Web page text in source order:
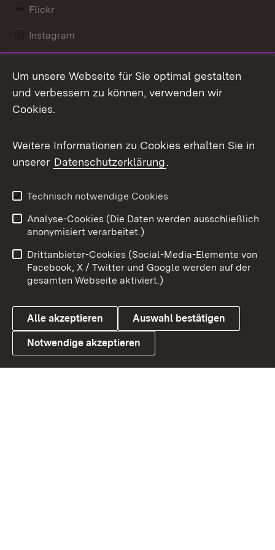
Flickr
Instagram
Mastodon
Messenger
Social Wall
X / Twitter
Youtube
Link zum Landesportal
Benutzungshinweise
Barrierefreiheit
Datenschutz
Cookies
Um unsere Webseite für Sie optimal gestalten
und verbessern zu können, verwenden wir
Cookies.
Weitere Informationen zu Cookies erhalten Sie in
unserer Datenschutzerklärung.
Technisch notwendige Cookies
Analyse-Cookies (Die Daten werden ausschließlich
anonymisiert verarbeitet.)
Drittanbieter-Cookies (Social-Media-Elemente von
Facebook, X / Twitter und Google werden auf der
gesamten Webseite aktiviert.)
Alle akzeptieren Auswahl bestätigen
Notwendige akzeptieren